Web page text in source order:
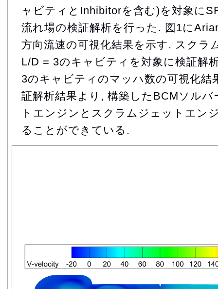
ャビティとInhibitorを含む)を対象に
流れ場の検証解析を行った. 図1に
方向流速の可視化結果を示す. スクラ
L/D = 3のキャビティを対象に検証解
3のキャビティのマッハ数の可視化結
証解析結果より, 構築したBCMソル
トエンジンとスクラムジェットエン
ることができている.